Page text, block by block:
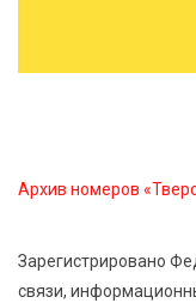
От звёздочек к
заслуги
Архив номеров
Зарегистрировано
связи,